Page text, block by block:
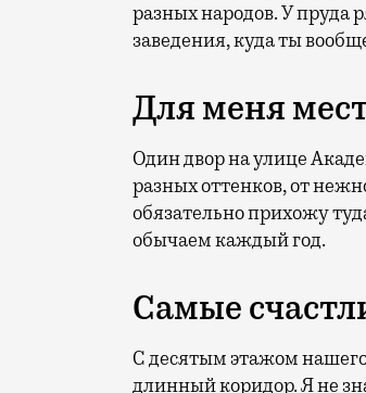
разных народов. У пруда
заведения, куда ты
Для меня
Один двор на улице
разных оттенков, от
обязательно прихожу
обычаем каждый год.
Самые
С десятым этажом
длинный коридор. Я не